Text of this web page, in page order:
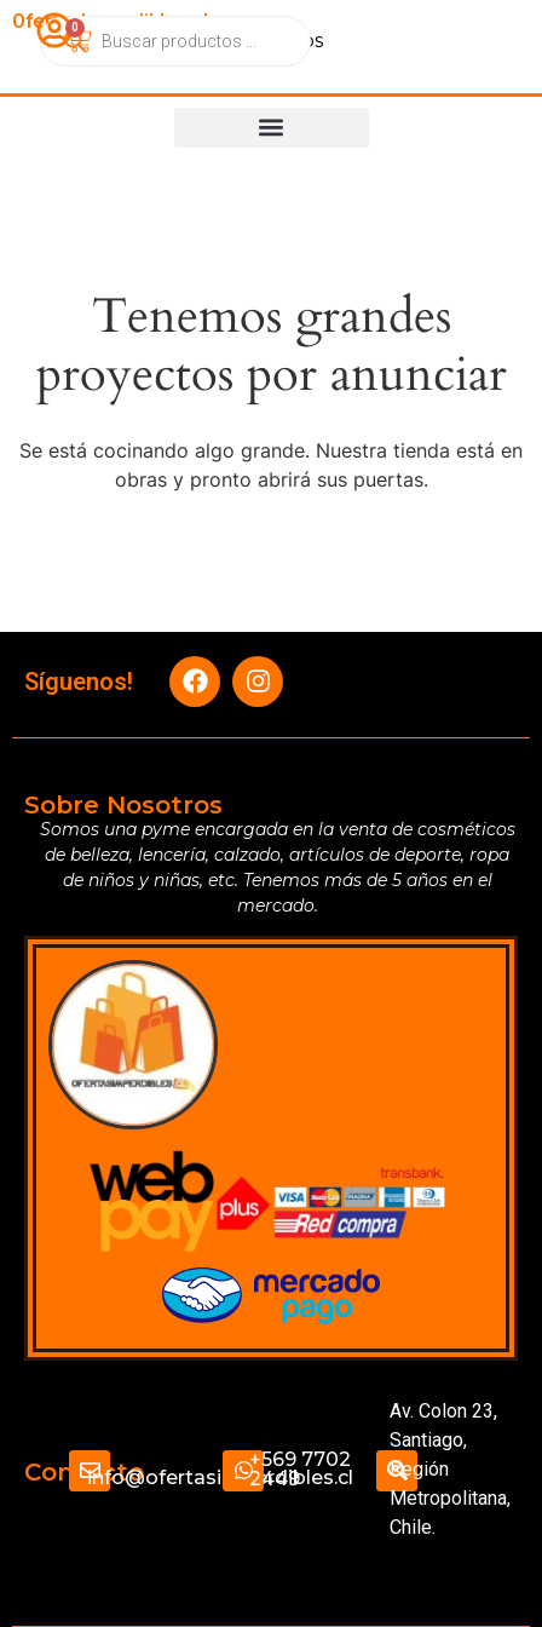
OfertasImperdibles.cl
CatálogoContactoNosotros
0
Tenemos grandes
proyectos por anunciar
Se está cocinando algo grande. Nuestra tienda está en
obras y pronto abrirá sus puertas.
Síguenos!
Sobre Nosotros
Somos una pyme encargada en la venta de cosméticos
de belleza, lencería, calzado, artículos de deporte, ropa
de niños y niñas, etc. Tenemos más de 5 años en el
mercado.
Contactoinfo@ofertasimperdibles.cl
+569 7702
2449
Av. Colon 23,
Santiago,
Región
Metropolitana,
Chile.